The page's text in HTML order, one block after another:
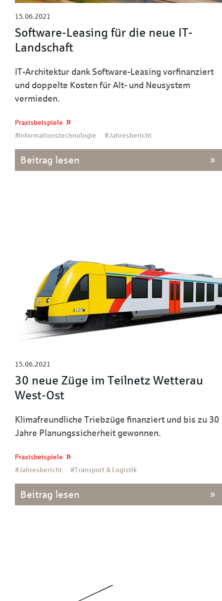
15.06.2021
Software-Leasing für die neue IT-
Landschaft
IT-Architektur dank Software-Leasing vorfinanziert
und doppelte Kosten für Alt- und Neusystem
vermieden.
Praxisbeispiele
#Informationstechnologie
#Jahresbericht
Beitrag lesen
15.06.2021
30 neue Züge im Teilnetz Wetterau
West-Ost
Klimafreundliche Triebzüge finanziert und bis zu 30
Jahre Planungssicherheit gewonnen.
Praxisbeispiele
#Jahresbericht
#Transport & Logistik
Beitrag lesen